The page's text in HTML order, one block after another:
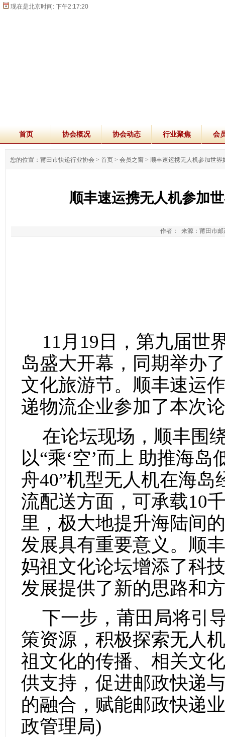
现在是北京时间: 下午2:17:21
首页 协会概况 协会动态 行业聚焦 会
您的位置：莆田市快递行业协会 > 首页 > 会员之窗 > 顺丰速运携无人机参加世
顺丰速运携无人机参加
作者： 来源：莆田市
11月19日，第九届世
岛盛大开幕，同期举办
文化旅游节。顺丰速运
递物流企业参加了本次
在论坛现场，顺丰围
以“乘‘空’而上 助推海
舟40”机型无人机在海
流配送方面，可承载10
里，极大地提升海陆间
发展具有重要意义。顺
妈祖文化论坛增添了科
发展提供了新的思路和
下一步，莆田局将引
策资源，积极探索无人
祖文化的传播、相关文
供支持，促进邮政快递
的融合，赋能邮政快递
政管理局)